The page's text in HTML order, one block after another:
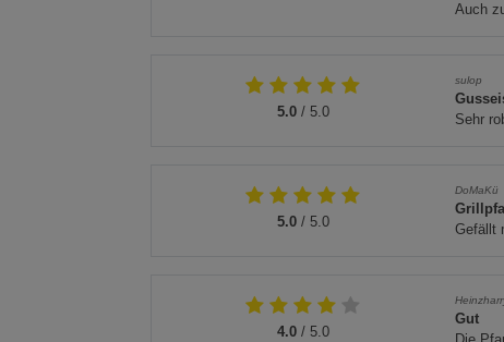
Auch
5.0/ 5.0
sulop
Sehr
5.0/ 5.0
DoMaKü
Gefällt
4.0/ 5.0
Gut